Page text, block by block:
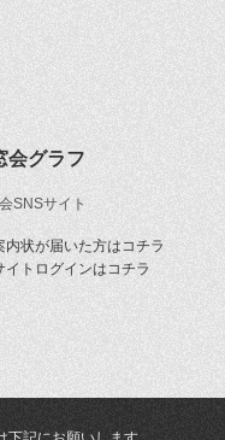
会グラフ
SNSサイト
内状が届いた方はコチラ
イトログインはコチラ